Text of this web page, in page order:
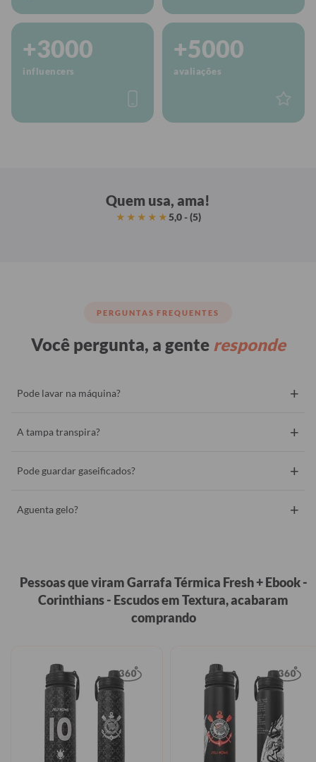
+3000
influencers
+5000
avaliações
Quem usa, ama!
★★★★★5,0 - (5)
PERGUNTAS FREQUENTES
Você pergunta, a gente responde
Pode lavar na máquina? +
A tampa transpira? +
Pode guardar gaseificados? +
Aguenta gelo? +
Pessoas que viram Garrafa Térmica Fresh + Ebook -
Corinthians - Escudos em Textura, acabaram
comprando